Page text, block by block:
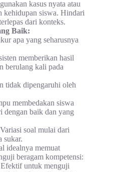
kasus nyata atau
kehidupan siswa. Hindari
dari konteks.
Baik:
apa yang seharusnya
memberikan hasil
berulang kali pada
tidak dipengaruhi oleh
membedakan siswa
dengan baik dan yang
Variasi soal mulai dari
sukar.
idealnya memuat
beragam kompetensi:
Efektif untuk menguji